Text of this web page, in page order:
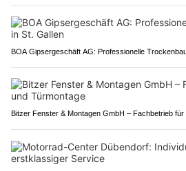
BOA Gipsergeschäft AG: Professionelle
Bitzer Fenster & Montagen GmbH – Fachbetrieb